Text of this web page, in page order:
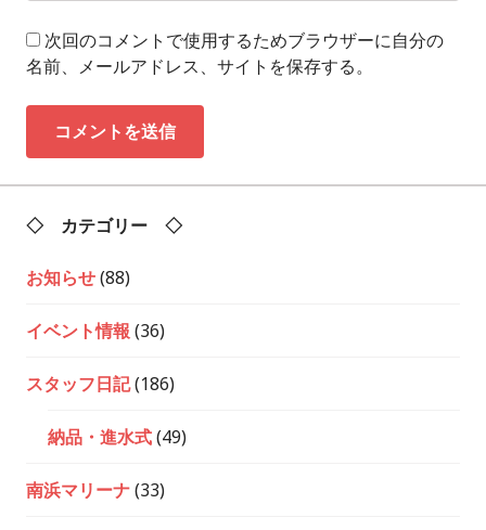
次回のコメントで使用するためブラウザーに自分の
名前、メールアドレス、サイトを保存する。
◇ カテゴリー ◇
お知らせ(88)
イベント情報 (36)
スタッフ日記(186)
納品・進水式(49)
南浜マリーナ(33)